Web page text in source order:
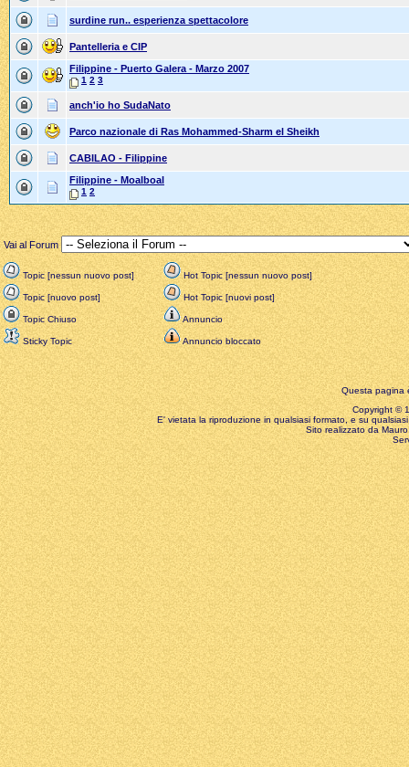
surdine run.. esperienza spettacolore
Pantelleria e CIP
Filippine - Puerto Galera - Marzo 2007
1 2 3
anch'io ho SudaNato
Parco nazionale di Ras Mohammed-Sharm el Sheikh
CABILAO - Filippine
Filippine - Moalboal
1 2
Vai al Forum
Topic [nessun nuovo post] Hot Topic [nessun nuovo post]
Topic [nuovo post] Hot Topic [nuovi post]
Topic Chiuso Annuncio
Sticky Topic Annuncio bloccato
Questa pagina
Copyright ©
E' vietata la riproduzione in qualsiasi formato, e su
Sito realizzato da